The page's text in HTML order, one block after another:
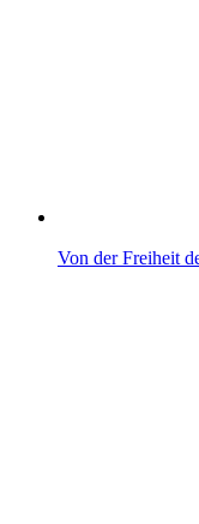
Von der Freiheit